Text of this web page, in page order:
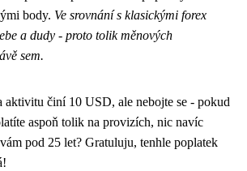
body. Ve srovnání s klasickými forex
a dudy - proto tolik měnových
sem.
aktivitu činí 10 USD, ale nebojte se - pokud
aspoň tolik na provizích, nic navíc
pod 25 let? Gratuluju, tenhle poplatek